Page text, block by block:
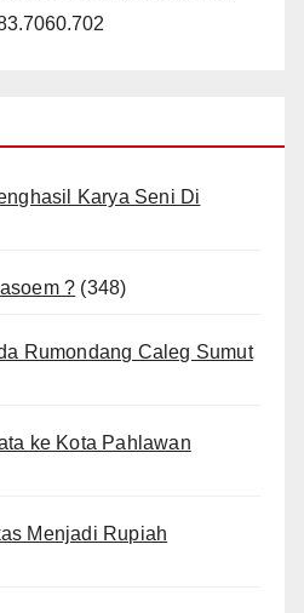
Karya Seni Di
? (348)
Rumondang Caleg Sumut
ke Kota Pahlawan
Menjadi Rupiah